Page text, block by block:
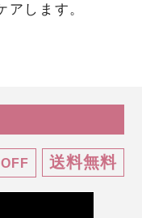
アします。
送料無料